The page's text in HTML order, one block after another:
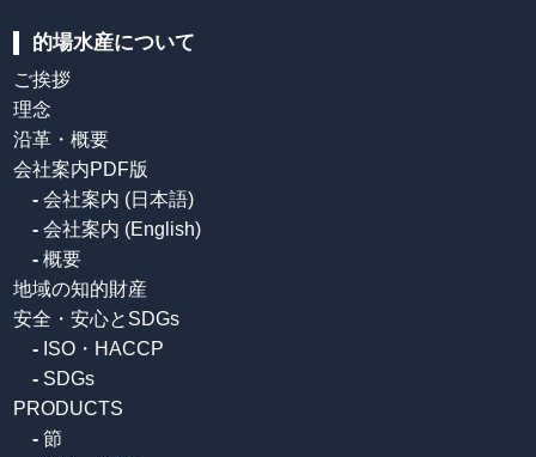
的場水産について
ご挨拶
理念
沿革・概要
会社案内PDF版
- 会社案内 (日本語)
- 会社案内 (English)
- 概要
地域の知的財産
安全・安心とSDGs
- ISO・HACCP
- SDGs
PRODUCTS
- 節